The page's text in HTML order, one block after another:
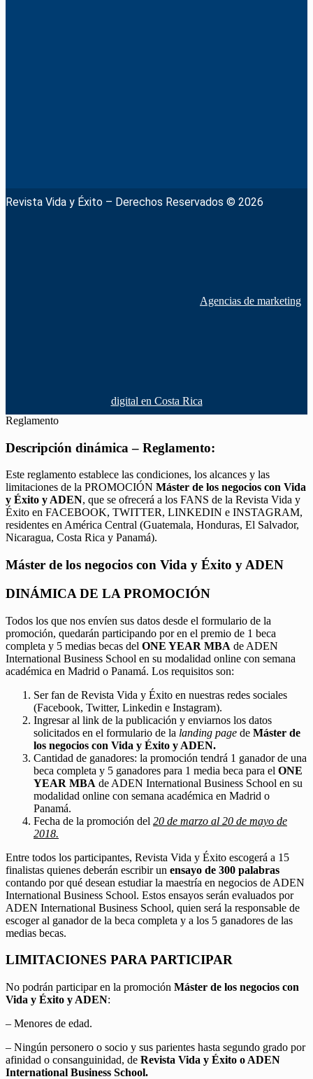
Revista Vida y Éxito – Derechos Reservados © 2026
Agencias de marketing
digital en Costa Rica
Reglamento
Descripción dinámica – Reglamento:
Este reglamento establece las condiciones, los alcances y las
limitaciones de la PROMOCIÓN Máster de los negocios con Vida
y Éxito y ADEN, que se ofrecerá a los FANS de la Revista Vida y
Éxito en FACEBOOK, TWITTER, LINKEDIN e INSTAGRAM,
residentes en América Central (Guatemala, Honduras, El Salvador,
Nicaragua, Costa Rica y Panamá).
Máster de los negocios con Vida y Éxito y ADEN
DINÁMICA DE LA PROMOCIÓN
Todos los que nos envíen sus datos desde el formulario de la
promoción, quedarán participando por en el premio de 1 beca
completa y 5 medias becas del ONE YEAR MBA de ADEN
International Business School en su modalidad online con semana
académica en Madrid o Panamá. Los requisitos son:
Ser fan de Revista Vida y Éxito en nuestras redes sociales
(Facebook, Twitter, Linkedin e Instagram).
Ingresar al link de la publicación y enviarnos los datos
solicitados en el formulario de la landing page de Máster de
los negocios con Vida y Éxito y ADEN.
Cantidad de ganadores: la promoción tendrá 1 ganador de una
beca completa y 5 ganadores para 1 media beca para el ONE
YEAR MBA de ADEN International Business School en su
modalidad online con semana académica en Madrid o
Panamá.
Fecha de la promoción del 20 de marzo al 20 de mayo de
2018.
Entre todos los participantes, Revista Vida y Éxito escogerá a 15
finalistas quienes deberán escribir un ensayo de 300 palabras
contando por qué desean estudiar la maestría en negocios de ADEN
International Business School. Estos ensayos serán evaluados por
ADEN International Business School, quien será la responsable de
escoger al ganador de la beca completa y a los 5 ganadores de las
medias becas.
LIMITACIONES PARA PARTICIPAR
No podrán participar en la promoción Máster de los negocios con
Vida y Éxito y ADEN:
– Menores de edad.
– Ningún personero o socio y sus parientes hasta segundo grado por
afinidad o consanguinidad, de Revista Vida y Éxito o ADEN
International Business School.